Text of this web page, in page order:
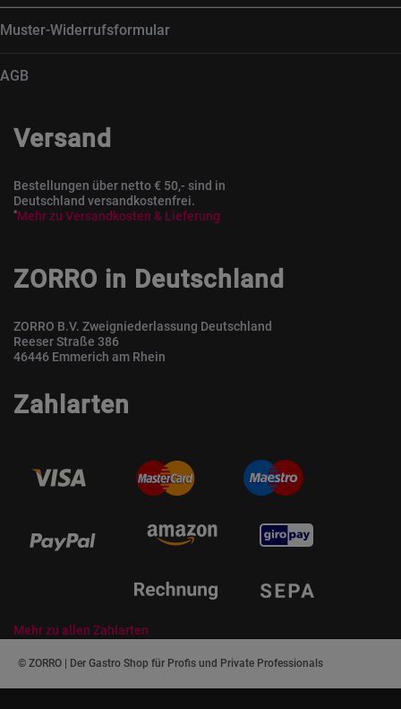
Muster-Widerrufsformular
AGB
Versand
Bestellungen über netto € 50,- sind in
Deutschland versandkostenfrei.
*Mehr zu Versandkosten & Lieferung
ZORRO in Deutschland
ZORRO B.V. Zweigniederlassung Deutschland
Reeser Straße 386
46446 Emmerich am Rhein
Zahlarten
Mehr zu allen Zahlarten
© ZORRO | Der Gastro Shop für Profis und Private Professionals